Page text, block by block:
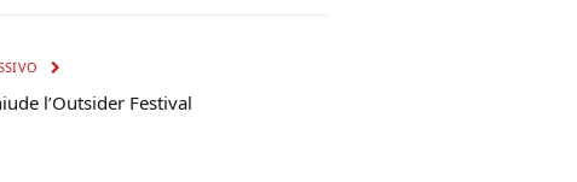
l’Outsider Festival